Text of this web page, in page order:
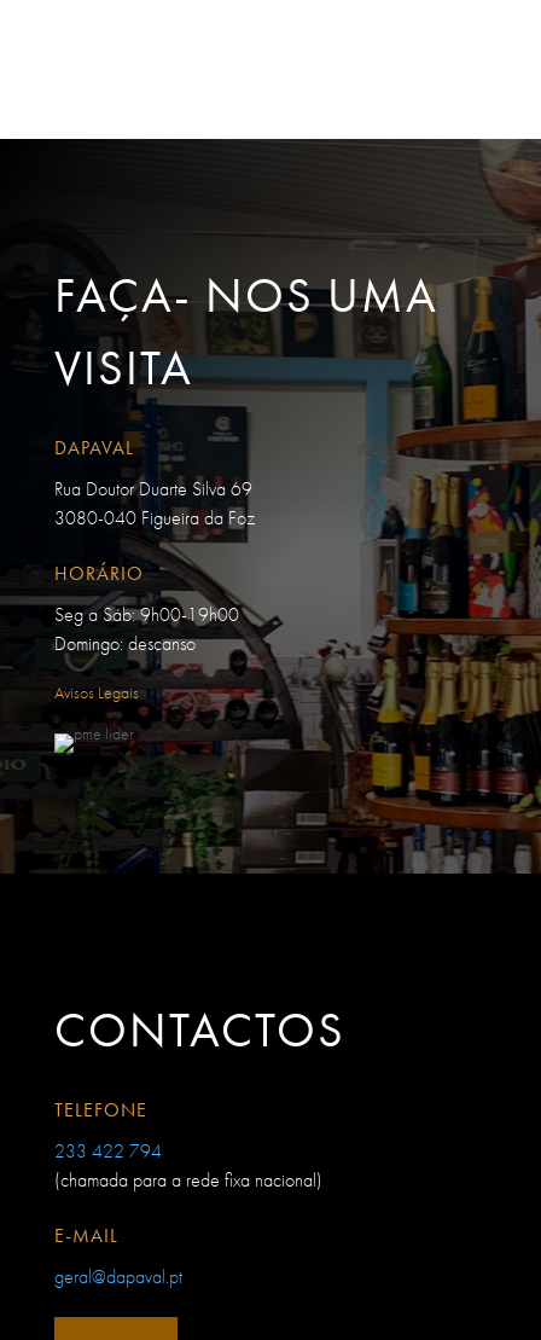
FAÇA- NOS UMA
VISITA
DAPAVAL
Rua Doutor Duarte Silva 69
3080-040 Figueira da Foz
HORÁRIO
Seg a Sáb: 9h00-19h00
Domingo: descanso
Avisos Legais
CONTACTOS
TELEFONE
233 422 794
(chamada para a rede fixa nacional)
E-MAIL
geral@dapaval.pt